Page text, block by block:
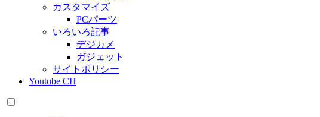
カスタマイズ
PCパーツ
いろいろ記事
デジカメ
ガジェット
サイトポリシー
Youtube CH